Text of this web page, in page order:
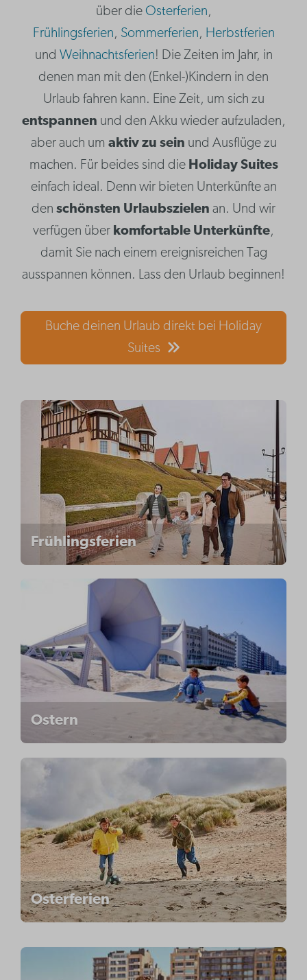
über die Osterferien,
Frühlingsferien, Sommerferien, Herbstferien
und Weihnachtsferien! Die Zeiten im Jahr, in
denen man mit den (Enkel-)Kindern in den
Urlaub fahren kann. Eine Zeit, um sich zu
entspannen und den Akku wieder aufzuladen,
aber auch um aktiv zu sein und Ausflüge zu
machen. Für beides sind die Holiday Suites
einfach ideal. Denn wir bieten Unterkünfte an
den schönsten Urlaubszielen an. Und wir
verfügen über komfortable Unterkünfte,
damit Sie nach einem ereignisreichen Tag
ausspannen können. Lass den Urlaub beginnen!
Buche deinen Urlaub direkt bei Holiday
Suites
Frühlingsferien
Ostern
Osterferien